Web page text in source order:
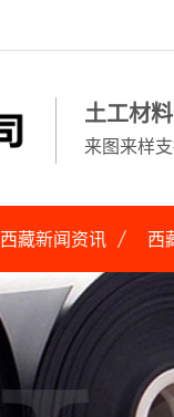
土工材
来图来样
西藏新闻资讯 西